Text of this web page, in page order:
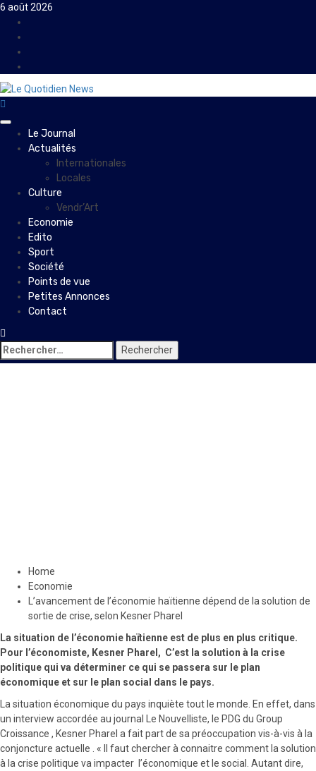
Skip
content
6 août 2026
PrimaryLe Journal
Actualités
Internationales
Locales
Culture
Vendr’Art
Economie
Edito
Sport
Société
Points de vue
Petites Annonces
Contact
Rechercher :
Home
Economie
L’avancement de l’économie haïtienne dépend de la solution de
sortie de crise, selon Kesner Pharel
La situation de l’économie haïtienne est de plus en plus critique.
Pour l’économiste, Kesner Pharel, C’est la solution à la crise
politique qui va déterminer ce qui se passera sur le plan
économique et sur le plan social dans le pays.
La situation économique du pays inquiète tout le monde. En effet, dans
un interview accordée au journal Le Nouvelliste, le PDG du Group
Croissance , Kesner Pharel a fait part de sa préoccupation vis-à-vis à la
conjoncture actuelle . « Il faut chercher à connaitre comment la solution
à la crise politique va impacter l’économique et le social. Autant dire,